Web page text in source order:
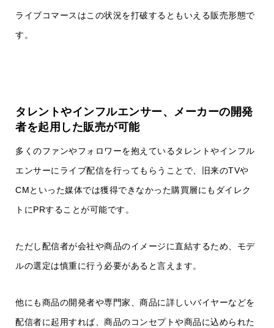
ライブコマースはこの状況を打破するともいえる販売形態で
す。
タレントやインフルエンサー、メーカーの開発
者を起用した販売が可能
多くのファンやフォロワーを抱えているタレントやインフル
エンサーにライブ配信を行ってもらうことで、旧来のTVや
CMといった媒体では獲得できなかった購買層にもダイレク
トにPRすることが可能です。
ただし配信者が会社や商品のイメージに直結するため、モデ
ルの選定は慎重に行う必要があると言えます。
他にも商品の開発者や専門家、商品に詳しいバイヤーなどを
配信者に起用すれば、商品のコンセプトや商品に込められた